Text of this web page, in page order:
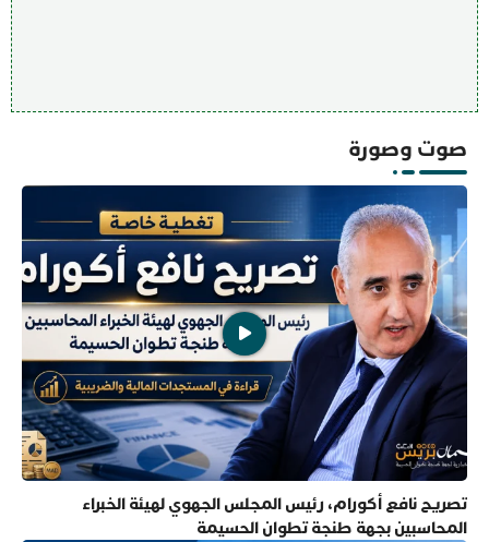
صوت وصورة
تصريح نافع أكورام، رئيس المجلس الجهوي لهيئة الخبراء
المحاسبين بجهة طنجة تطوان الحسيمة